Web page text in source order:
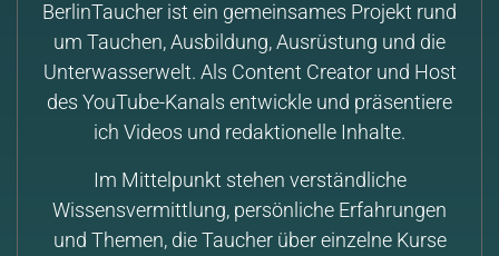
BerlinTaucher ist ein gemeinsames Projekt rund
um Tauchen, Ausbildung, Ausrüstung und die
Unterwasserwelt. Als Content Creator und Host
des YouTube-Kanals entwickle und präsentiere
ich Videos und redaktionelle Inhalte.
Im Mittelpunkt stehen verständliche
Wissensvermittlung, persönliche Erfahrungen
und Themen, die Taucher über einzelne Kurse